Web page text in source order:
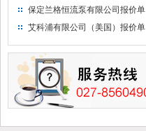
价单
保定兰格恒流泵有限公司报价单
艾科浦有限公司（美国）报价单